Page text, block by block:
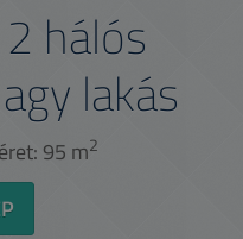
hálós
lakás
95 m2